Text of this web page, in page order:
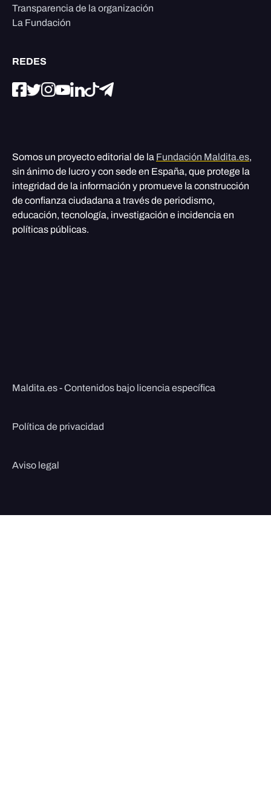
Transparencia de la organización
La Fundación
REDES
Somos un proyecto editorial de la Fundación Maldita.es,
sin ánimo de lucro y con sede en España, que protege la
integridad de la información y promueve la construcción
de confianza ciudadana a través de periodismo,
educación, tecnología, investigación e incidencia en
políticas públicas.
Maldita.es - Contenidos bajo licencia específica
Política de privacidad
Aviso legal